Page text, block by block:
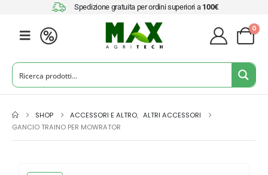
Spedizione gratuita per ordini superiori a 100€
0
SHOP ACCESSORI E ALTRO, ALTRI ACCESSORI
GANCIO TRAINO PER MOWRATOR